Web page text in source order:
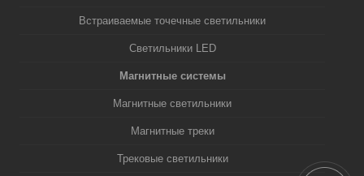
Встраиваемые точечные светильники
Светильники LED
Магнитные системы
Магнитные светильники
Магнитные треки
Трековые светильники